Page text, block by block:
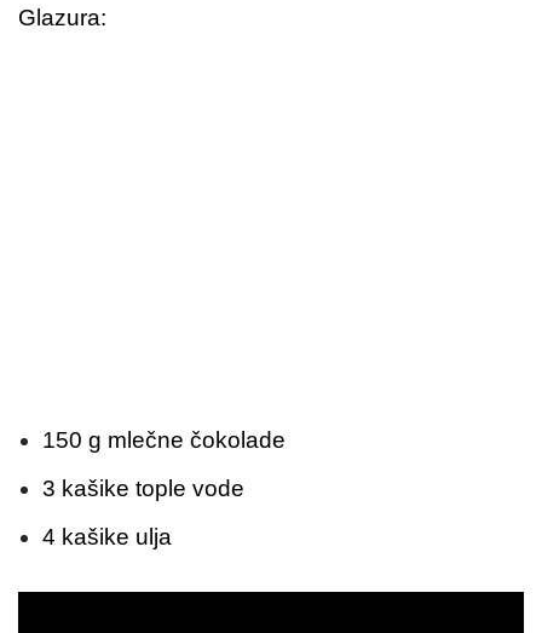
Glazura:
150 g mlečne čokolade
3 kašike tople vode
4 kašike ulja